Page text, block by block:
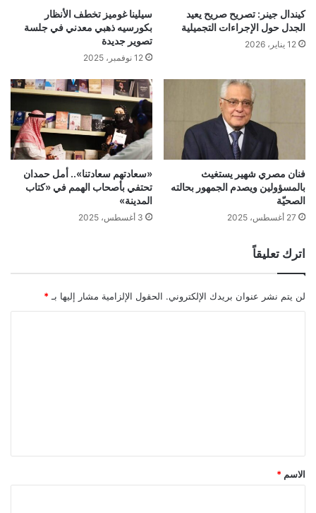
كيندال جينر: تصريح صريح يعيد
الجدل حول الإجراءات التجميلية
12 يناير، 2026
سيلينا غوميز تخطف الأنظار
بكورسيه ذهبي معدني في جلسة
تصوير جديدة
12 نوفمبر، 2025
فنان مصري شهير يستغيث
بالمسؤولين ويصدم الجمهور بحالته
الصحيّة
27 أغسطس، 2025
«سعادتهم سعادتنا».. أمل حمدان
تحتفي بأصحاب الهمم في «كتاب
المدينة»
3 أغسطس، 2025
اترك تعليقاً
لن يتم نشر عنوان بريدك الإلكتروني. الحقول الإلزامية مشار إليها بـ *
*
الاسم *